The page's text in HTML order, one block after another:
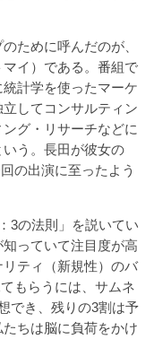
ために呼んだのが、
イ）である。番組で
計学を使ったマーケ
してコンサルティン
グ・リサーチなどに
う。長田が彼女の
の出演に至ったよう
3の法則」を説いてい
っていて注目度が高
ティ（新規性）のバ
もらうには、サムネ
でき、残りの3割は予
ちは脳に負荷をかけ